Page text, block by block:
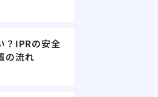
？IPRの安全
の流れ